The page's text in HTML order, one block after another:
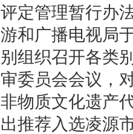
评定管理暂行办
游和广播电视局
别组织召开各类
审委员会会议，
非物质文化遗产
出推荐入选凌源